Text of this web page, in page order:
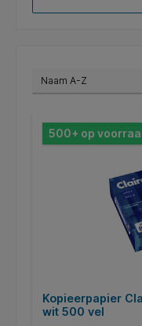
500+ op
Kopieerpapier
wit 500 vel